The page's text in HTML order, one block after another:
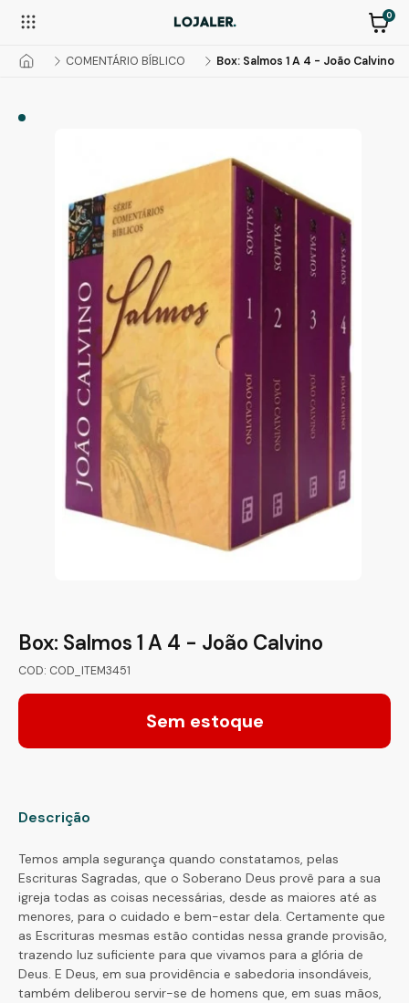
0
COMENTÁRIO BÍBLICO Box: Salmos 1 A 4 - João Calvino
Box: Salmos 1 A 4 - João Calvino
COD: COD_ITEM3451
Sem estoque
Descrição
Temos ampla segurança quando constatamos, pelas
Escrituras Sagradas, que o Soberano Deus provê para a sua
igreja todas as coisas necessárias, desde as maiores até as
menores, para o cuidado e bem-estar dela. Certamente que
as Escrituras mesmas estão contidas nessa grande provisão,
trazendo luz suficiente para que vivamos para a glória de
Deus. E Deus, em sua providência e sabedoria insondáveis,
também deliberou servir-se de homens que, em suas mãos,